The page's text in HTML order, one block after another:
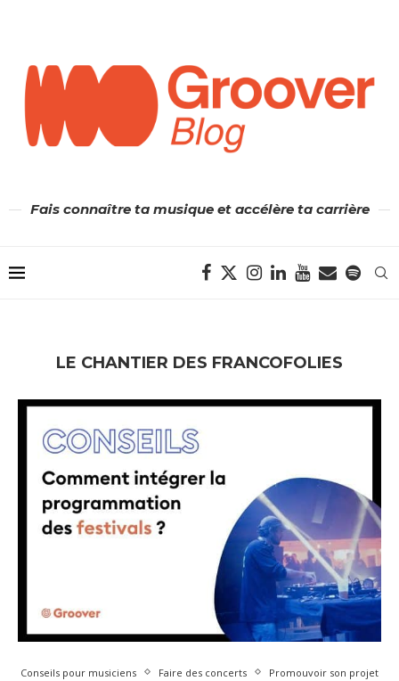
Fais connaître ta musique et accélère ta carrière
LE CHANTIER DES FRANCOFOLIES
Conseils pour musiciens Faire des concerts Promouvoir son projet